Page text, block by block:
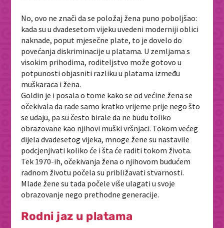
No, ovo ne znači da se položaj žena puno poboljšao:
kada su u dvadesetom vijeku uvedeni moderniji oblici
naknade, poput mjesečne plate, to je dovelo do
povećanja diskriminacije u platama. U zemljama s
visokim prihodima, roditeljstvo može gotovo u
potpunosti objasniti razliku u platama između
muškaraca i žena.
Goldin je i posala o tome kako se od većine žena se
očekivala da rade samo kratko vrijeme prije nego što
se udaju, pa su često birale da ne budu toliko
obrazovane kao njihovi muški vršnjaci. Tokom većeg
dijela dvadesetog vijeka, mnoge žene su nastavile
podcjenjivati koliko će i šta će raditi tokom života.
Tek 1970-ih, očekivanja žena o njihovom budućem
radnom životu počela su približavati stvarnosti.
Mlade žene su tada počele više ulagati u svoje
obrazovanje nego prethodne generacije.
Rodni jaz u platama